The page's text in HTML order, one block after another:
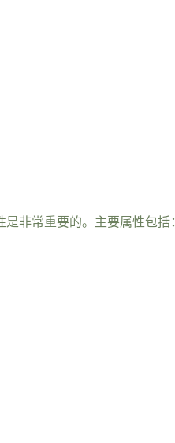
非常重要的。主要属性包括：